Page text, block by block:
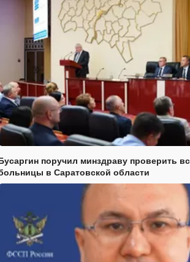
поручил минздраву проверить
в Саратовской области